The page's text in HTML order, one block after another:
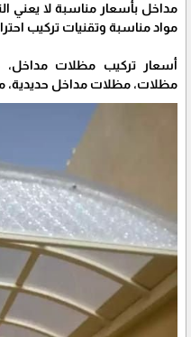
مداخل بأسعار مناسبة لا يعني
مواد مناسبة وتقنيات تركيب
أسعار تركيب مظلات
مظلات، مظلات مداخل حديدية،